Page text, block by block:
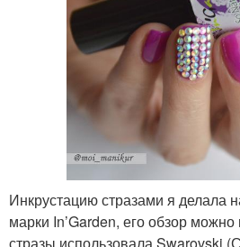
Инкрустацию стразами я делала
марки In’Garden, его обзор можно
стразы использовала Swarovski